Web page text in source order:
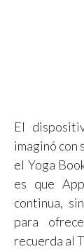
El
imaginó con
el Yoga
es que
continua,
para
recuerda al